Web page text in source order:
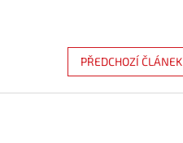
PŘEDCHOZÍ ČLÁNEK
Zápatí